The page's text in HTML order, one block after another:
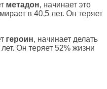
метадон, начинает это
в 40,5 лет. Он теряет
героин, начинает делать
Он теряет 52% жизни